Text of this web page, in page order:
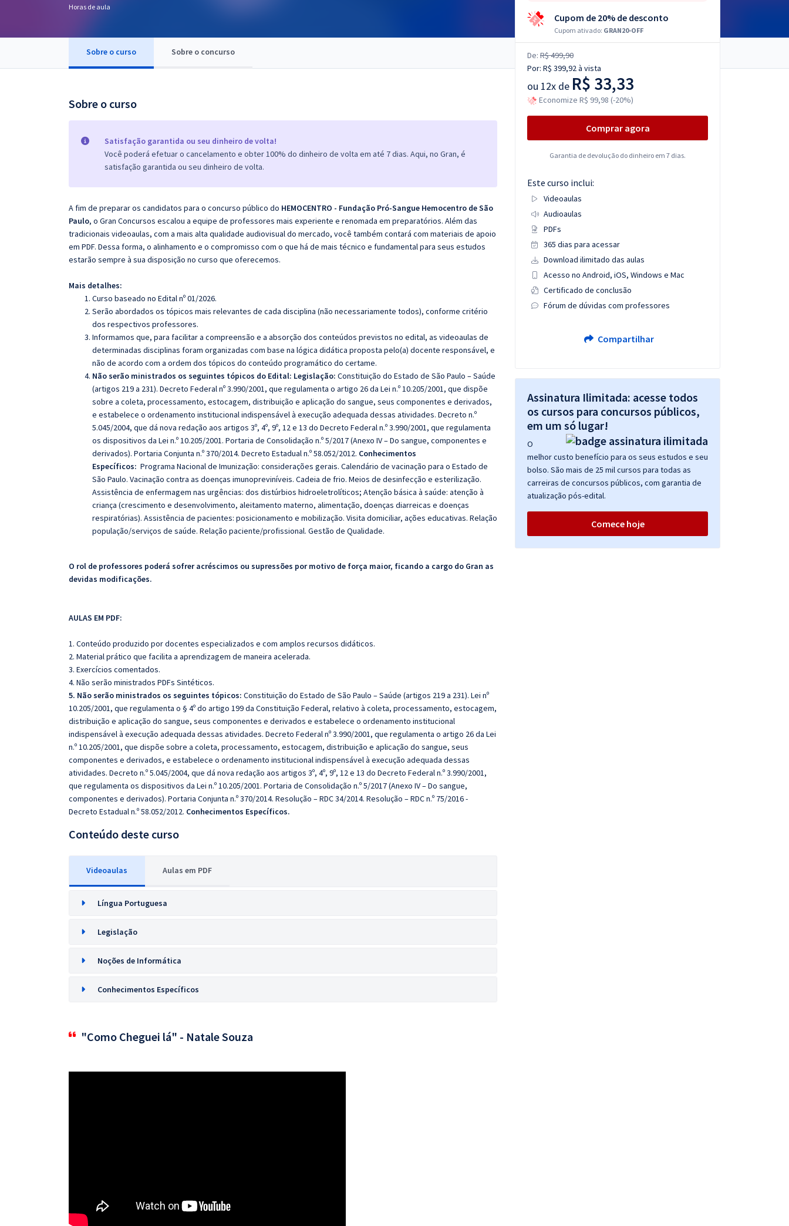
OAB
Questões grátis
Conteúdo gratuito
Horas de aula
Sobre o curso Sobre o concurso
Sobre o curso
Satisfação garantida ou seu dinheiro de volta!
Você poderá efetuar o cancelamento e obter 100% do dinheiro de volta em até 7 dias. Aqui, no Gran, é
satisfação garantida ou seu dinheiro de volta.
A fim de preparar os candidatos para o concurso público do HEMOCENTRO - Fundação Pró-Sangue Hemocentro de São
Paulo, o Gran Concursos escalou a equipe de professores mais experiente e renomada em preparatórios. Além das
tradicionais videoaulas, com a mais alta qualidade audiovisual do mercado, você também contará com materiais de apoio
em PDF. Dessa forma, o alinhamento e o compromisso com o que há de mais técnico e fundamental para seus estudos
estarão sempre à sua disposição no curso que oferecemos.
Mais detalhes:
Curso baseado no Edital nº 01/2026.
Serão abordados os tópicos mais relevantes de cada disciplina (não necessariamente todos), conforme critério
dos respectivos professores.
Informamos que, para facilitar a compreensão e a absorção dos conteúdos previstos no edital, as videoaulas de
determinadas disciplinas foram organizadas com base na lógica didática proposta pelo(a) docente responsável, e
não de acordo com a ordem dos tópicos do conteúdo programático do certame.
Não serão ministrados os seguintes tópicos do Edital: Legislação: Constituição do Estado de São Paulo – Saúde
(artigos 219 a 231). Decreto Federal nº 3.990/2001, que regulamenta o artigo 26 da Lei n.º 10.205/2001, que dispõe
sobre a coleta, processamento, estocagem, distribuição e aplicação do sangue, seus componentes e derivados,
e estabelece o ordenamento institucional indispensável à execução adequada dessas atividades. Decreto n.º
5.045/2004, que dá nova redação aos artigos 3º, 4º, 9º, 12 e 13 do Decreto Federal n.º 3.990/2001, que regulamenta
os dispositivos da Lei n.º 10.205/2001. Portaria de Consolidação n.º 5/2017 (Anexo IV – Do sangue, componentes e
derivados). Portaria Conjunta n.º 370/2014. Decreto Estadual n.º 58.052/2012. Conhecimentos
Específicos: Programa Nacional de Imunização: considerações gerais. Calendário de vacinação para o Estado de
São Paulo. Vacinação contra as doenças imunopreviníveis. Cadeia de frio. Meios de desinfecção e esterilização.
Assistência de enfermagem nas urgências: dos distúrbios hidroeletrolíticos; Atenção básica à saúde: atenção à
criança (crescimento e desenvolvimento, aleitamento materno, alimentação, doenças diarreicas e doenças
respiratórias). Assistência de pacientes: posicionamento e mobilização. Visita domiciliar, ações educativas. Relação
população/serviços de saúde. Relação paciente/profissional. Gestão de Qualidade.
O rol de professores poderá sofrer acréscimos ou supressões por motivo de força maior, ficando a cargo do Gran as
devidas modificações.
AULAS EM PDF:
1. Conteúdo produzido por docentes especializados e com amplos recursos didáticos.
2. Material prático que facilita a aprendizagem de maneira acelerada.
3. Exercícios comentados.
4. Não serão ministrados PDFs Sintéticos.
5. Não serão ministrados os seguintes tópicos: Constituição do Estado de São Paulo – Saúde (artigos 219 a 231). Lei nº
10.205/2001, que regulamenta o § 4º do artigo 199 da Constituição Federal, relativo à coleta, processamento, estocagem,
distribuição e aplicação do sangue, seus componentes e derivados e estabelece o ordenamento institucional
indispensável à execução adequada dessas atividades. Decreto Federal nº 3.990/2001, que regulamenta o artigo 26 da Lei
n.º 10.205/2001, que dispõe sobre a coleta, processamento, estocagem, distribuição e aplicação do sangue, seus
componentes e derivados, e estabelece o ordenamento institucional indispensável à execução adequada dessas
atividades. Decreto n.º 5.045/2004, que dá nova redação aos artigos 3º, 4º, 9º, 12 e 13 do Decreto Federal n.º 3.990/2001,
que regulamenta os dispositivos da Lei n.º 10.205/2001. Portaria de Consolidação n.º 5/2017 (Anexo IV – Do sangue,
componentes e derivados). Portaria Conjunta n.º 370/2014. Resolução – RDC 34/2014. Resolução – RDC n.º 75/2016 -
Decreto Estadual n.º 58.052/2012. Conhecimentos Específicos.
Conteúdo deste curso
Videoaulas Aulas em PDF
Língua Portuguesa
Legislação
Noções de Informática
Conhecimentos Específicos
"Como Cheguei lá" - Natale Souza
Cupom de 20% de desconto
Cupom ativado: GRAN20-OFF
De: R$ 499,90
Por: R$ 399,92à vista
ou 12x de R$ 33,33
Economize R$ 99,98 (-20%)
Comprar agora
Garantia de devolução do dinheiro em 7 dias.
Este curso inclui:
Videoaulas
Audioaulas
PDFs
365 dias para acessar
Download ilimitado das aulas
Acesso no Android, iOS, Windows e Mac
Certificado de conclusão
Fórum de dúvidas com professores
Compartilhar
Assinatura Ilimitada: acesse todos
os cursos para concursos públicos,
em um só lugar!
O
melhor custo benefício para os seus estudos e seu
bolso. São mais de 25 mil cursos para todas as
carreiras de concursos públicos, com garantia de
atualização pós-edital.
Comece hoje